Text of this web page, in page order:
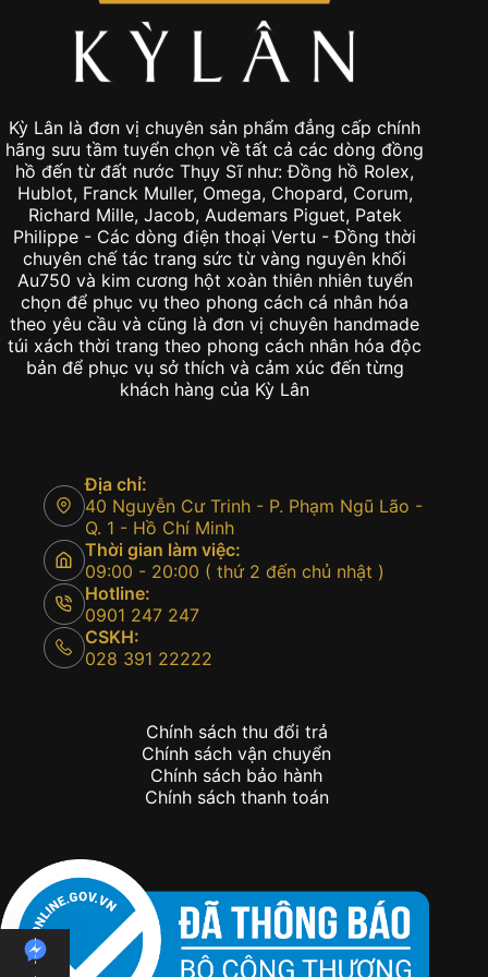
Kỳ Lân là đơn vị chuyên sản phẩm đẳng cấp chính
hãng sưu tầm tuyển chọn về tất cả các dòng đồng
hồ đến từ đất nước Thụy Sĩ như: Đồng hồ Rolex,
Hublot, Franck Muller, Omega, Chopard, Corum,
Richard Mille, Jacob, Audemars Piguet, Patek
Philippe - Các dòng điện thoại Vertu - Đồng thời
chuyên chế tác trang sức từ vàng nguyên khối
Au750 và kim cương hột xoàn thiên nhiên tuyển
chọn để phục vụ theo phong cách cá nhân hóa
theo yêu cầu và cũng là đơn vị chuyên handmade
túi xách thời trang theo phong cách nhân hóa độc
bản để phục vụ sở thích và cảm xúc đến từng
khách hàng của Kỳ Lân
Địa chỉ:
40 Nguyễn Cư Trinh - P. Phạm Ngũ Lão -
Q. 1 - Hồ Chí Minh
Thời gian làm việc:
09:00 - 20:00 ( thứ 2 đến chủ nhật )
Hotline:
0901 247 247
CSKH:
028 391 22222
Chính sách thu đổi trả
Chính sách vận chuyển
Chính sách bảo hành
Chính sách thanh toán